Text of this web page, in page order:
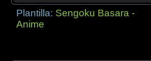
Plantilla: Sengoku Basara -
Anime